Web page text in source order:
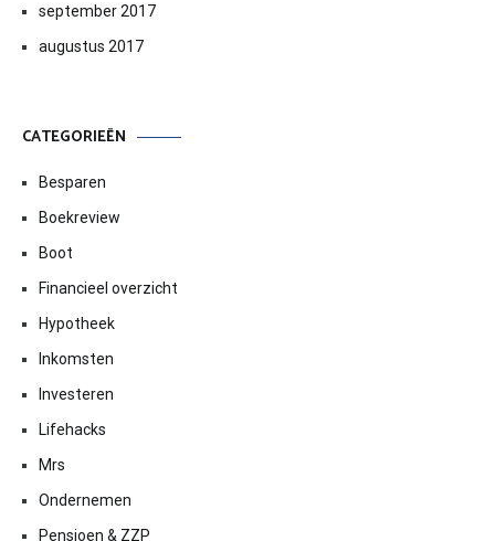
september 2017
augustus 2017
CATEGORIEËN
Besparen
Boekreview
Boot
Financieel overzicht
Hypotheek
Inkomsten
Investeren
Lifehacks
Mrs
Ondernemen
Pensioen & ZZP